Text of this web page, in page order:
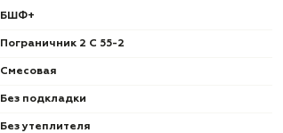
БШФ+
Пограничник 2 С 55-2
Смесовая
Без подкладки
Без утеплителя